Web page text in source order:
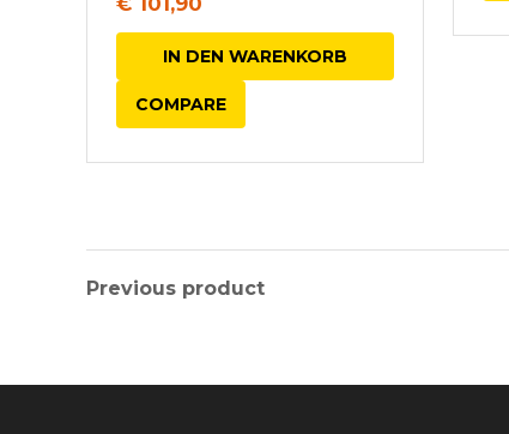
IN DEN WARENKORB
COMPARE
Previous product